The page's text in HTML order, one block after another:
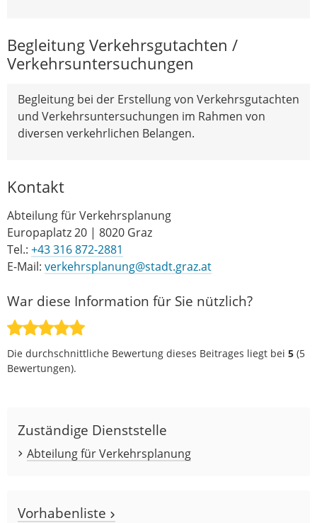
Begleitung Verkehrsgutachten /
Verkehrsuntersuchungen
Begleitung bei der Erstellung von Verkehrsgutachten
und Verkehrsuntersuchungen im Rahmen von
diversen verkehrlichen Belangen.
Kontakt
Abteilung für Verkehrsplanung
Europaplatz 20 | 8020 Graz
Tel.: +43 316 872-2881
E-Mail: verkehrsplanung@stadt.graz.at
War diese Information für Sie nützlich?
Die durchschnittliche Bewertung dieses Beitrages liegt bei 5 (5
Bewertungen).
Zuständige Dienststelle
Abteilung für Verkehrsplanung
Vorhabenliste